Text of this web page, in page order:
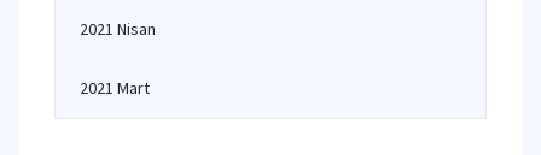
2021 Nisan
2021 Mart